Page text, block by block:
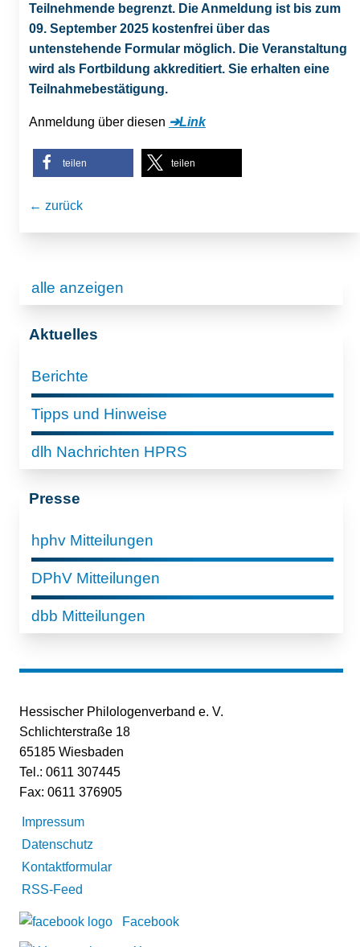
Teilnehmende begrenzt. Die Anmeldung ist bis zum
09. September 2025 kostenfrei über das
untenstehende Formular möglich. Die Veranstaltung
wird als Fortbildung akkreditiert. Sie erhalten eine
Teilnahmebestätigung.
Anmeldung über diesen ➔Link
teilen teilen
← zurück
alle anzeigen
Aktuelles
Berichte
Tipps und Hinweise
dlh Nachrichten HPRS
Presse
hphv Mitteilungen
DPhV Mitteilungen
dbb Mitteilungen
Hessischer Philologenverband e. V.
Schlichterstraße 18
65185 Wiesbaden
Tel.: 0611 307445
Fax: 0611 376905
Impressum
Datenschutz
Kontaktformular
RSS-Feed
Facebook